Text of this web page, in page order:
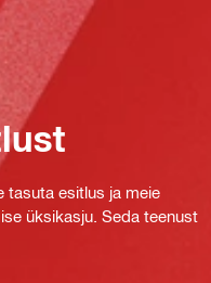
tasuta esitlus ja meie
üksikasju. Seda teenust